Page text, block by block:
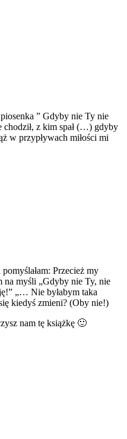
” Gdyby nie Ty nie
chodził, z kim spał (…) gdyby
w przypływach miłości mi
Przecież my
na myśli „Gdyby nie Ty, nie
„… Nie byłabym taka
kiedyś zmieni? (Oby nie!)
nam tę książkę 🙂